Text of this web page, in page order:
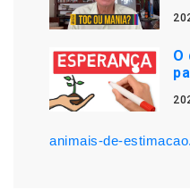
O
animais-de-